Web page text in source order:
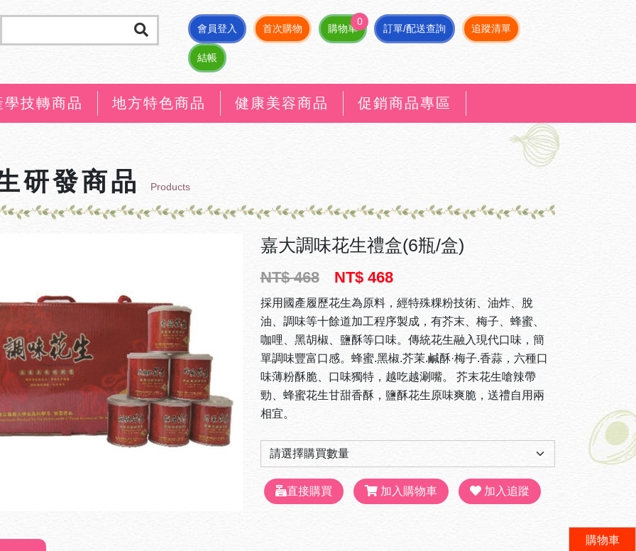
會員登入 首次購物 購物車
0
訂單/配送查詢 追蹤清單
結帳
學技轉商品 地方特色商品 健康美容商品 促銷商品專區
購物車
研發商品 Products
嘉大調味花生禮盒(6瓶/盒)
NT$ 468 NT$ 468
採用國產履歷花生為原料，經特殊粿粉技術、油炸、脫
油、調味等十餘道加工程序製成，有芥末、梅子、蜂蜜、
咖哩、黑胡椒、鹽酥等口味。傳統花生融入現代口味，簡
單調味豐富口感。蜂蜜.黑椒.芥茉.鹹酥·梅子.香蒜，六種口
味薄粉酥脆、口味獨特，越吃越涮嘴。 芥末花生嗆辣帶
勁、蜂蜜花生甘甜香酥，鹽酥花生原味爽脆，送禮自用兩
相宜。
直接購買 加入購物車 加入追蹤